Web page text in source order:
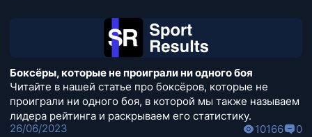
Боксёры, которые не проиграли ни одного боя
Читайте в нашей статье про боксёров, которые не
проиграли ни одного боя, в которой мы также называем
лидера рейтинга и раскрываем его статистику.
26/06/2023
10166 0